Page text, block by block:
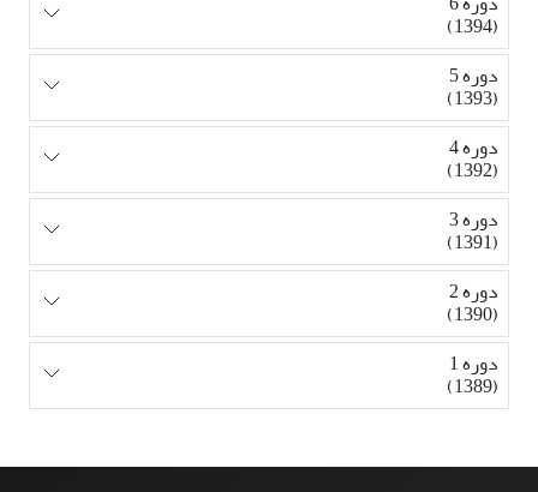
(1394)
دوره 5
(1393)
دوره 4
(1392)
دوره 3
(1391)
دوره 2
(1390)
دوره 1
(1389)